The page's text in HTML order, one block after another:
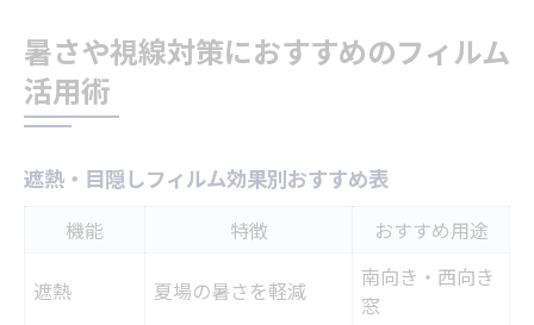
暑さや視線対策におすすめのフィルム
活用術
遮熱・目隠しフィルム効果別おすすめ表
機能 特徴 おすすめ用途
遮熱 夏場の暑さを軽減
南向き・西向き
窓